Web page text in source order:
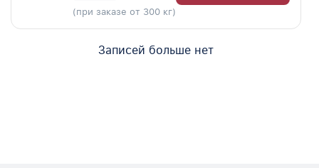
(при заказе от 300 кг)
Записей больше нет